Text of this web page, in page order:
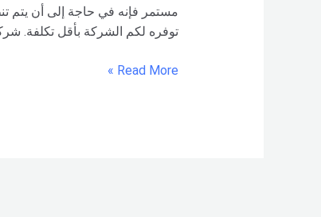
مستمر فإنه في حاجة إلى أن يتم
توفره لكم الشركة بأقل تكلفة.
Read More »